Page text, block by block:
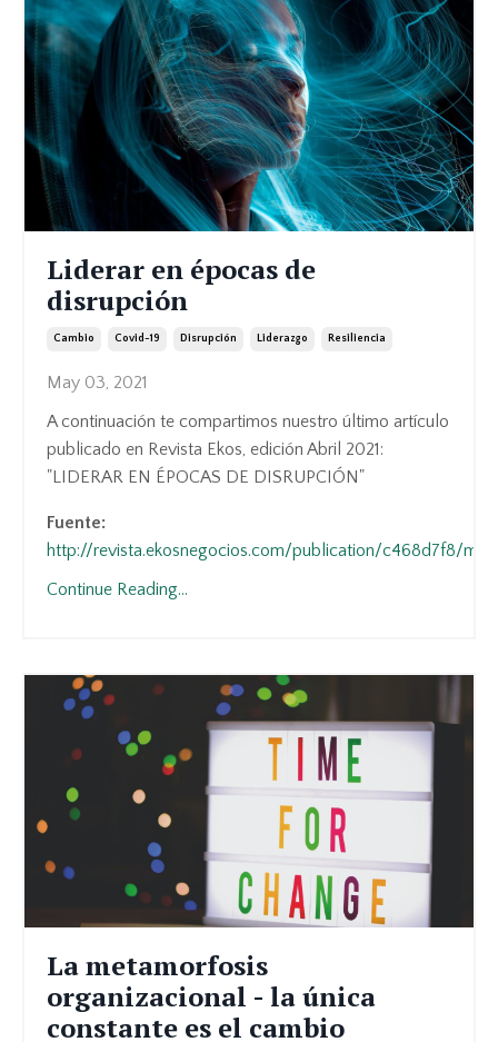
Liderar en épocas de
disrupción
Cambio Covid-19 Disrupción Liderazgo Resiliencia
May 03, 2021
A continuación te compartimos nuestro último artículo
publicado en Revista Ekos, edición Abril 2021:
"LIDERAR EN ÉPOCAS DE DISRUPCIÓN"
Fuente:
http://revista.ekosnegocios.com/publication/c468d7f8/mo
Continue Reading...
La metamorfosis
organizacional - la única
constante es el cambio